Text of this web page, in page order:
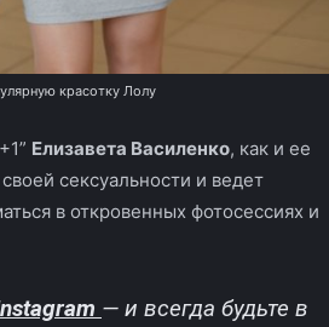
красотку Лолу
Елизавета Василенко, как и ее
сексуальности и ведет
в откровенных фотосессиях и
— и всегда будьте в